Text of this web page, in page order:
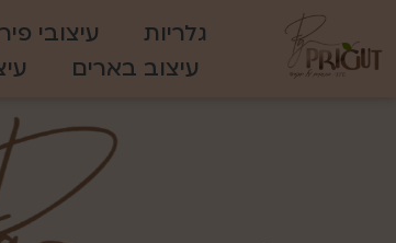
גלריות עיצובי
עיצוב בארים